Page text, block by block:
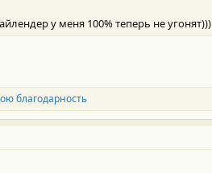
у меня 100% теперь не угонят)))
благодарность